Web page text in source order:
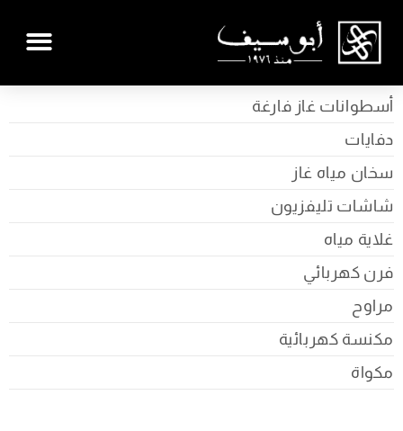
أسطوانات غاز فارغة
دفايات
سخان مياه غاز
شاشات تليفزيون
غلاية مياه
فرن كهربائي
مراوح
مكنسة كهربائية
مكواة